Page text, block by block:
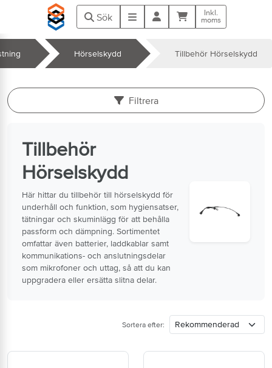
Hoppa till huvudinnehåll
Sök Meny Kundvagn
Inkl.
moms
Hörselskydd Tillbehör Hörselskydd
Filtrera
Tillbehör
Hörselskydd
Här hittar du tillbehör till hörselskydd för
underhåll och funktion, som hygiensatser,
tätningar och skuminlägg för att behålla
passform och dämpning. Sortimentet
omfattar även batterier, laddkablar samt
kommunikations- och anslutningsdelar
som mikrofoner och uttag, så att du kan
uppgradera eller ersätta slitna delar.
Sortera efter: